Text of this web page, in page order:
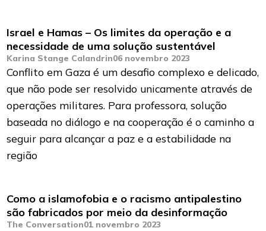
Israel e Hamas – Os limites da operação e a
necessidade de uma solução sustentável
Karina Stange Calandrin06 novembro 2023
Conflito em Gaza é um desafio complexo e delicado,
que não pode ser resolvido unicamente através de
operações militares. Para professora, solução
baseada no diálogo e na cooperação é o caminho a
seguir para alcançar a paz e a estabilidade na
região
Como a islamofobia e o racismo antipalestino
são fabricados por meio da desinformação
The Conversation01 novembro 2023